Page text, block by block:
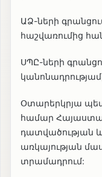
ԱՁ-ների
հաշվառումից
ՍՊԸ-ների
Օտարերկրյա
համար
դատվածության
առկայության
տրամադրում: